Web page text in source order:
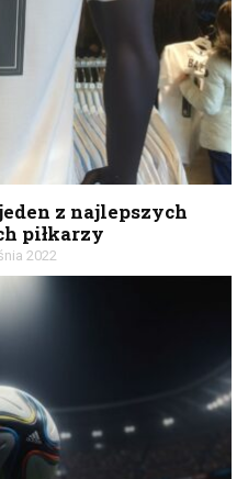
z najlepszych
piłkarzy
2022